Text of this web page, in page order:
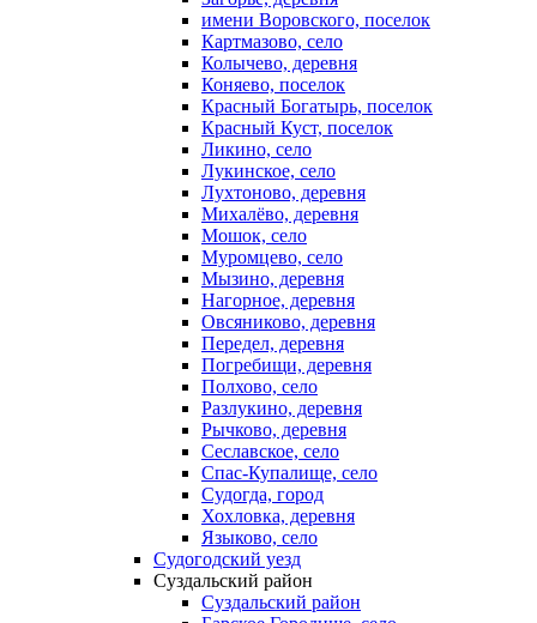
имени Воровского, поселок
Картмазово, село
Колычево, деревня
Коняево, поселок
Красный Богатырь, поселок
Красный Куст, поселок
Ликино, село
Лукинское, село
Лухтоново, деревня
Михалёво, деревня
Мошок, село
Муромцево, село
Мызино, деревня
Нагорное, деревня
Овсяниково, деревня
Передел, деревня
Погребищи, деревня
Полхово, село
Разлукино, деревня
Рычково, деревня
Сеславское, село
Спас-Купалище, село
Судогда, город
Хохловка, деревня
Языково, село
Судогодский уезд
Суздальский район
Суздальский район